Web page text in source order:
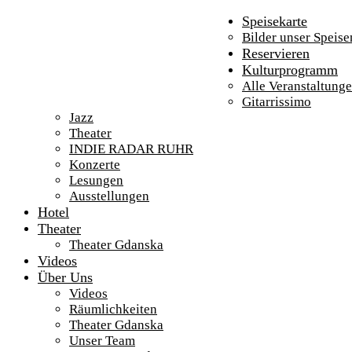
Speisekarte
Bilder unser
Reservieren
Kulturprogramm
Alle
Gitarrissimo
Jazz
Theater
INDIE RADAR RUHR
Konzerte
Lesungen
Ausstellungen
Hotel
Theater
Theater Gdanska
Videos
Über Uns
Videos
Räumlichkeiten
Theater Gdanska
Unser Team